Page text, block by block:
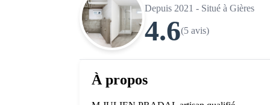
Depuis 2021 - Situé à Gières
4.6(5 avis)
À propos